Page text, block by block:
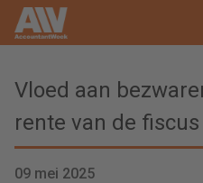
Vloed aan
rente van de fiscus
09 mei 2025